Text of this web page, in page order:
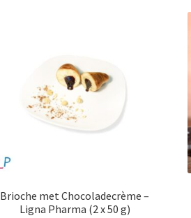
Brioche met Chocoladecrème –
Ligna Pharma (2 x 50 g)